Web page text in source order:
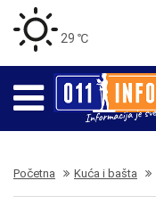
29 ℃
Početna Kuća i bašta